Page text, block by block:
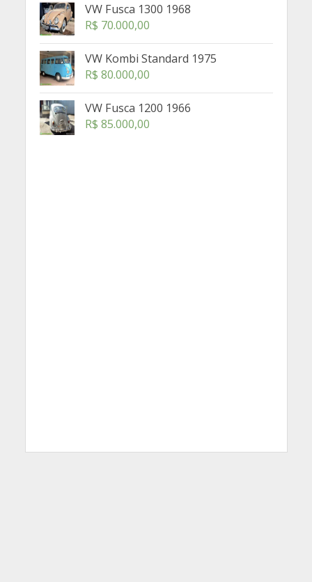
VW Fusca 1300 1968
R$ 70.000,00
VW Kombi Standard 1975
R$ 80.000,00
VW Fusca 1200 1966
R$ 85.000,00